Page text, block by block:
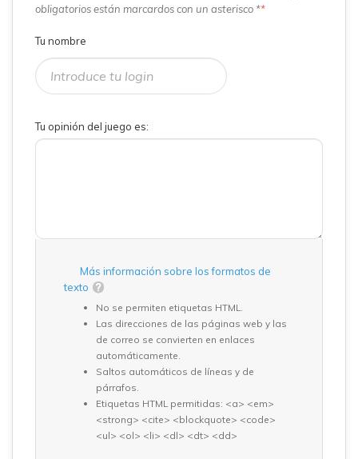
obligatorios están marcardos con un asterisco **
Tu nombre
Tu opinión del juego es:
Más información sobre los formatos de
texto
No se permiten etiquetas HTML.
Las direcciones de las páginas web y las
de correo se convierten en enlaces
automáticamente.
Saltos automáticos de líneas y de
párrafos.
Etiquetas HTML permitidas: <a> <em>
<strong> <cite> <blockquote> <code>
<ul> <ol> <li> <dl> <dt> <dd>